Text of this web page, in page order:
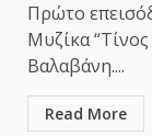
Πρώτο
Μυζίκα
Βαλαβάνη....
Read More